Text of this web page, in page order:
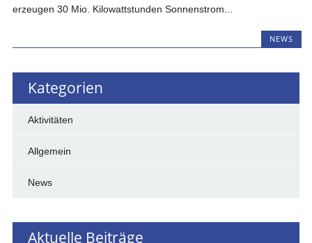
erzeugen 30 Mio. Kilowattstunden Sonnenstrom...
NEWS
Kategorien
Aktivitäten
Allgemein
News
Aktuelle Beiträge